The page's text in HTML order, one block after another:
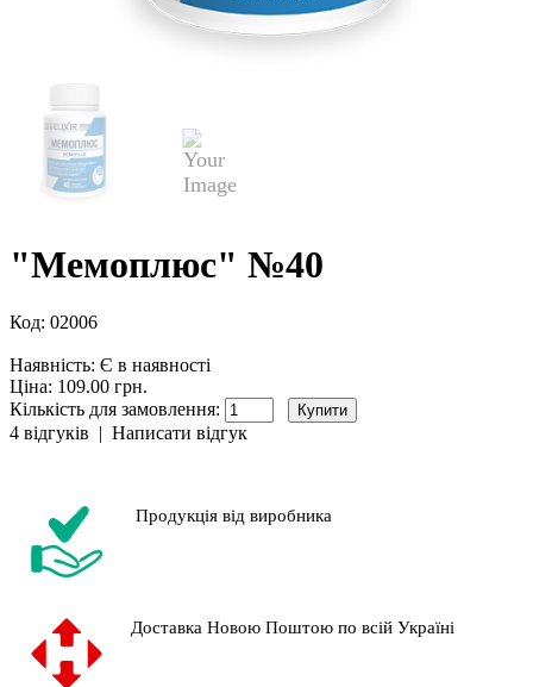
"Мемоплюс" №40
Код: 02006
Наявність: Є в наявності
Ціна: 109.00 грн.
Кількість для замовлення:
4 відгуків | Написати відгук
Продукція від виробника
Доставка Новою Поштою по всій Україні